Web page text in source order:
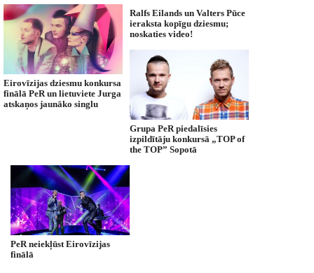
Eirovīzijas dziesmu konkursa
finālā PeR un lietuviete Jurga
atskaņos jaunāko singlu
Ralfs Eilands un Valters Pūce
ieraksta kopīgu dziesmu;
noskaties video!
Grupa PeR piedalīsies
izpildītāju konkursā „TOP of
the TOP” Sopotā
PeR neiekļūst Eirovīzijas
finālā